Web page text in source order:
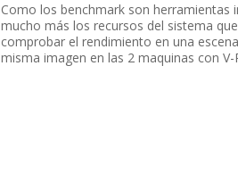
Como los benchmark son herramientas
mucho más los recursos del sistema
comprobar el rendimiento en una
misma imagen en las 2 maquinas con